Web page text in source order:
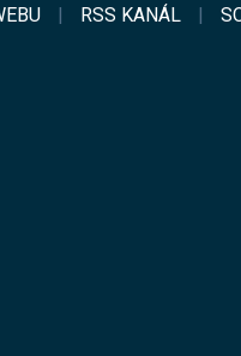
| RSS KANÁL |